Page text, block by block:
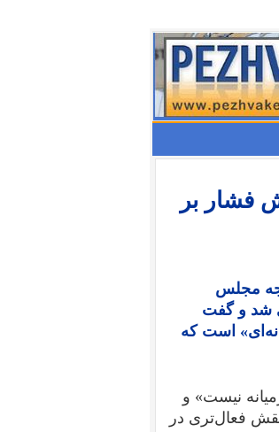
فشار بر
خارجه مجلس
شد و گفت
است که
نیست» و
فعال‌تری در